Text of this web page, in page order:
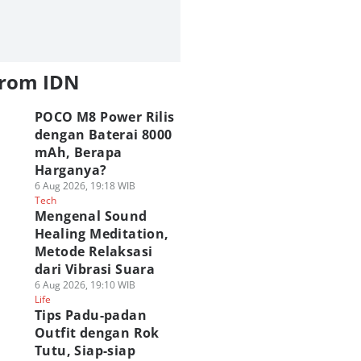
IDN
POCO M8 Power Rilis
dengan Baterai 8000
mAh, Berapa
Harganya?
6 Aug 2026, 19:18 WIB
Tech
Mengenal Sound
Healing Meditation,
Metode Relaksasi
dari Vibrasi Suara
6 Aug 2026, 19:10 WIB
Life
Tips Padu-padan
Outfit dengan Rok
Tutu, Siap-siap